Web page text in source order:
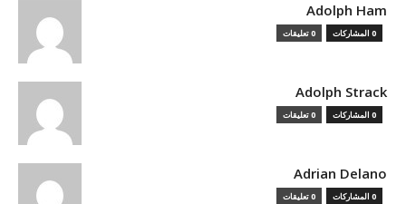
Adolph Ham
0 المشاركات 0 تعليقات
Adolph Strack
0 المشاركات 0 تعليقات
Adrian Delano
0 المشاركات 0 تعليقات